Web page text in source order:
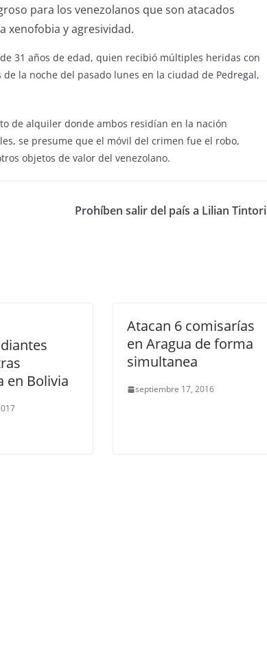
para los venezolanos que son atacados
xenofobia y agresividad.
31 años de edad, quien recibió múltiples heridas con
la noche del pasado lunes en la ciudad de Pedregal,
de alquiler donde ambos residían en la nación
se presume que el móvil del crimen fue el robo,
objetos de valor del venezolano.
Prohíben salir del país a Lilian Tintori
en Bolivia
Atacan 6 comisarías
en Aragua de forma
simultanea
septiembre 17, 2016